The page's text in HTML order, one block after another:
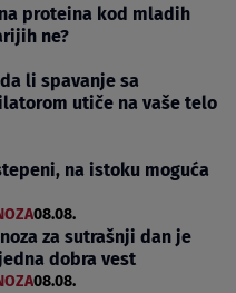
proteina kod mladih
ne?
li spavanje sa
utiče na vaše telo
na istoku moguća
08.08.
za sutrašnji dan je
dobra vest
08.08.